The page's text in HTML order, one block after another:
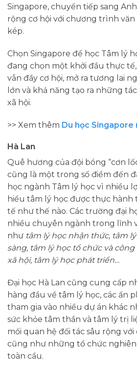
Singapore, chuyển tiếp sang
rộng cơ hội với chương trình văn
kép.
Chọn Singapore để học Tâm lý
đang chọn một khởi đầu thực
vẫn đầy cơ hội, mở ra tương lai
lớn và khả năng tạo ra những
xã hội.
>> Xem thêm Du học Singapore
Hà Lan
Quê hương của đội bóng “cơn
cũng là một trong số điểm đến
học ngành Tâm lý học vì nhiều
hiểu tâm lý học được thực hành
tế như thế nào. Các trường đại
nhiều chuyên ngành trong lĩnh
như tâm lý học nhận thức, tâm
sàng, tâm lý học tổ chức và
xã hội, tâm lý học phát triển…
Đại học Hà Lan cũng cung cấp
hàng đầu về tâm lý học, các ấn
tham gia vào nhiều dự án khác
sức khỏe tâm thần và tâm lý trị
mối quan hệ đối tác sâu rộng
cũng như những tổ chức
toàn cầu.